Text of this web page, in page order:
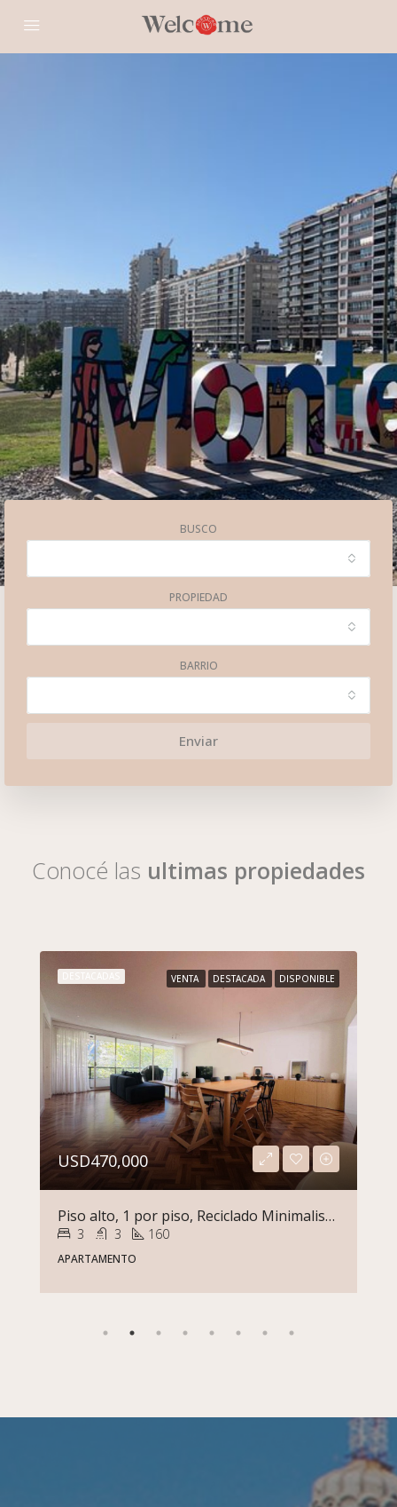
BUSCO
PROPIEDAD
BARRIO
Enviar
Conocé las ultimas propiedades
VENTA DESTACADA DISPONIBLE
USD470,000
Piso alto, 1 por piso, Reciclado Minimalista Gran Terraza en Punta Carretas
3 3 160
APARTAMENTO